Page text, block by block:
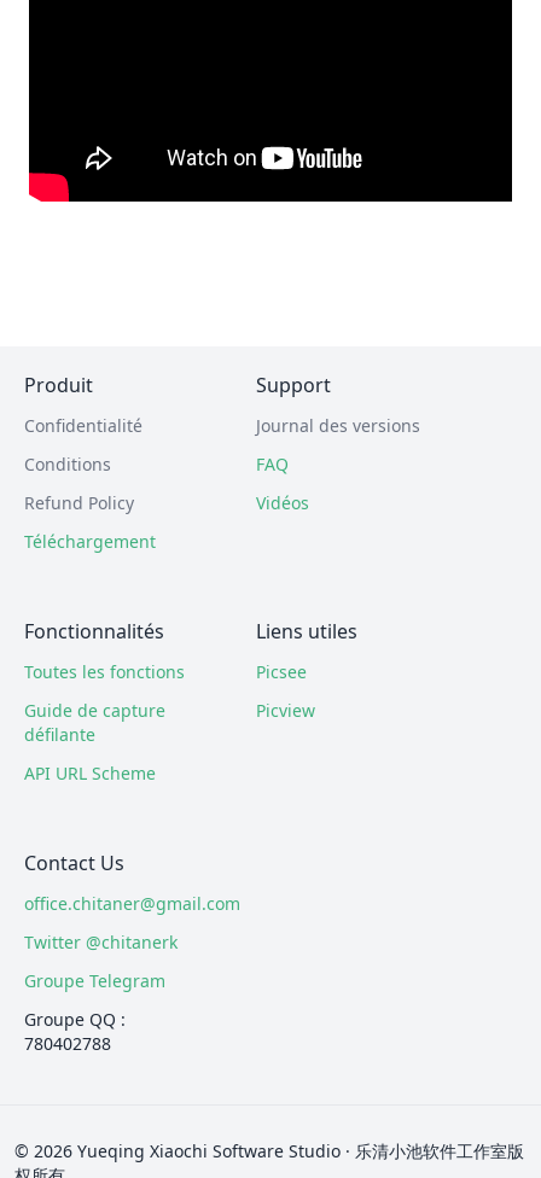
Produit
Confidentialité
Conditions
Refund Policy
Téléchargement
Support
Journal des versions
FAQ
Vidéos
Fonctionnalités
Toutes les fonctions
Guide de capture
défilante
API URL Scheme
Liens utiles
Picsee
Picview
Contact Us
office.chitaner@gmail.com
Twitter @chitanerk
Groupe Telegram
Groupe QQ :
780402788
© 2026 Yueqing Xiaochi Software Studio · 乐清小池软件工作室版